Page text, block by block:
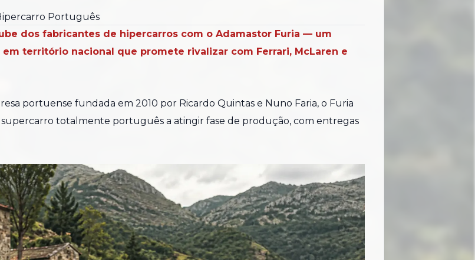
Português
dos fabricantes de hipercarros com o Adamastor Furia — um
território nacional que promete rivalizar com Ferrari, McLaren e
portuense fundada em 2010 por Ricardo Quintas e Nuno Faria, o Furia
totalmente português a atingir fase de produção, com entregas